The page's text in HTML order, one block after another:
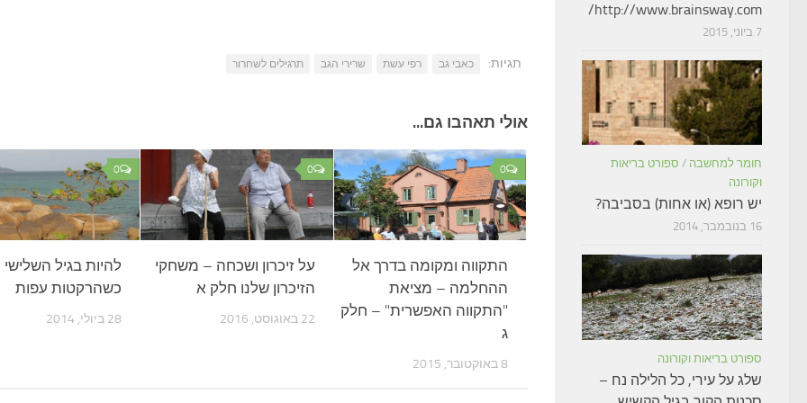
תגיות: כאבי גב רפי עשת שרירי הגב תרגילים לשחרור
אולי תאהבו גם...
0
להיות בגיל
כשהרקטות עפות
28 ביולי, 2014
0
על זיכרון ושכחה – משחקי
הזיכרון שלנו חלק א
22 באוגוסט, 2016
0
התקווה ומקומה בדרך אל
ההחלמה – מציאת
"התקווה האפשרית" – חלק
ג
8 באוקטובר, 2015
http://www.brainsway.com/
7 ביוני, 2015
חומר למחשבה / ספורט בריאות
וקורונה
יש רופא (או אחות) בסביבה?
16 בנובמבר, 2014
ספורט בריאות וקורונה
שלג על עירי, כל הלילה נח –